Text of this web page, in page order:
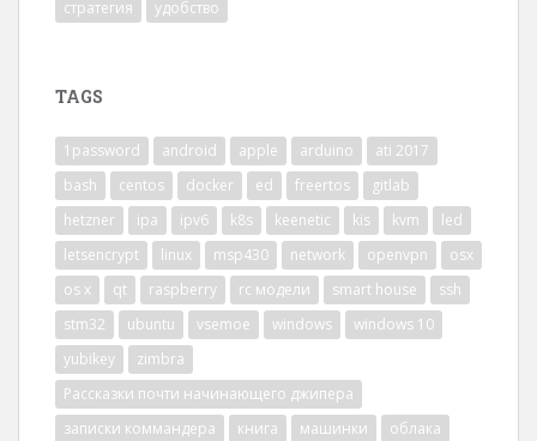
стратегия
удобство
TAGS
1password android apple arduino
ati 2017
bash
centos docker ed freertos
gitlab
hetzner
ipa ipv6 k8s keenetic kis kvm
led
letsencrypt
linux msp430 network openvpn
osx
os x
qt raspberry rc модели smart house
ssh
stm32
ubuntu vsemoe windows
windows 10
yubikey
zimbra
Рассказки почти начинающего джипера
записки коммандера
книга машинки
облака